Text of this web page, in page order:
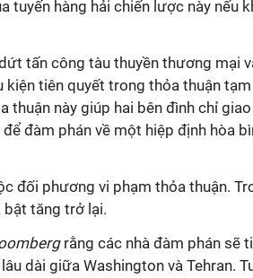
tuyến hàng hải chiến lược này nếu
tấn công tàu thuyền thương mại
kiện tiên quyết trong thỏa thuận
thuận này giúp hai bên đình chỉ
đàm phán về một hiệp định hòa
đối phương vi phạm thỏa thuận.
bật tăng trở lại.
rằng các nhà đàm phán sẽ
dài giữa Washington và Tehran.